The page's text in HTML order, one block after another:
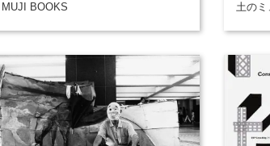
MUJI BOOKS 土のミ